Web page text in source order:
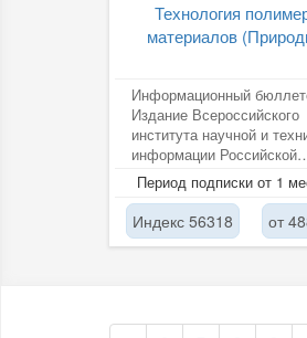
Технология
материалов
Информационный
Издание Всероссийского
института научной и
информации Российской
академии наук (ВИНИТИ
Период подписки от 1
Индекс 56318 от